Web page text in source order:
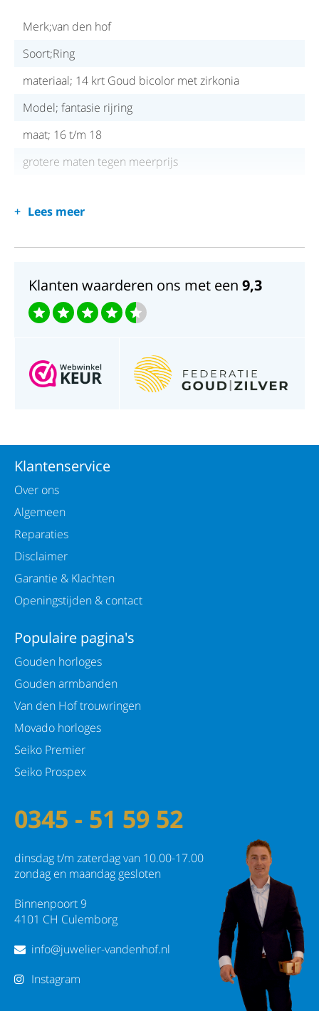
Merk;van den hof
Soort;Ring
materiaal; 14 krt Goud bicolor met zirkonia
Model; fantasie rijring
maat; 16 t/m 18
grotere maten tegen meerprijs
Lees meer
Klanten waarderen ons met een 9,3
Klantenservice
Over ons
Algemeen
Reparaties
Disclaimer
Garantie & Klachten
Openingstijden & contact
Populaire pagina's
Gouden horloges
Gouden armbanden
Van den Hof trouwringen
Movado horloges
Seiko Premier
Seiko Prospex
0345 - 51 59 52
dinsdag t/m zaterdag van 10.00-17.00
zondag en maandag gesloten
Binnenpoort 9
4101 CH Culemborg
info@juwelier-vandenhof.nl
Instagram